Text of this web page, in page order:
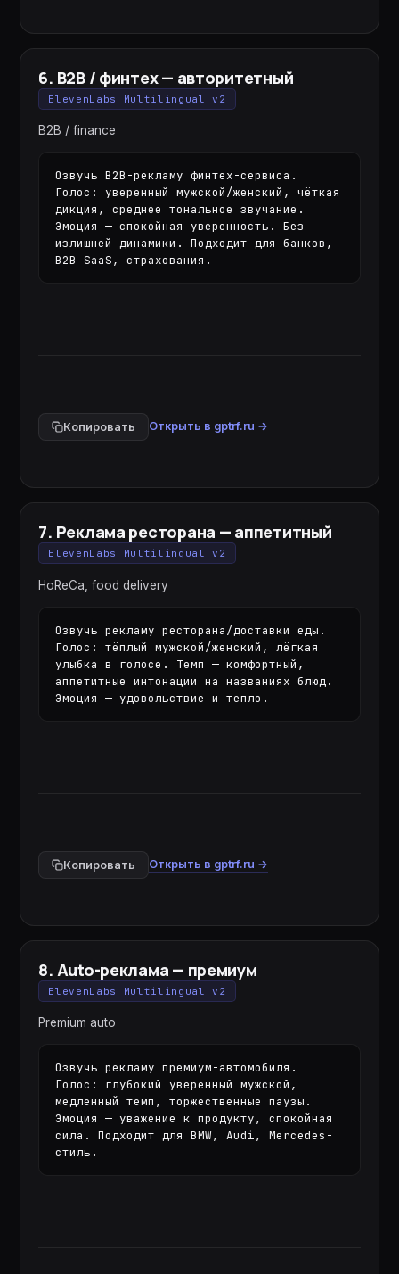
6. B2B / финтех — авторитетный
ElevenLabs Multilingual v2
B2B / finance
Озвучь B2B-рекламу финтех-сервиса.
Голос: уверенный мужской/женский, чёткая
дикция, среднее тональное звучание.
Эмоция — спокойная уверенность. Без
излишней динамики. Подходит для банков,
B2B SaaS, страхования.
Копировать Открыть в gptrf.ru →
7. Реклама ресторана — аппетитный
ElevenLabs Multilingual v2
HoReCa, food delivery
Озвучь рекламу ресторана/доставки еды.
Голос: тёплый мужской/женский, лёгкая
улыбка в голосе. Темп — комфортный,
аппетитные интонации на названиях блюд.
Эмоция — удовольствие и тепло.
Копировать Открыть в gptrf.ru →
8. Auto-реклама — премиум
ElevenLabs Multilingual v2
Premium auto
Озвучь рекламу премиум-автомобиля.
Голос: глубокий уверенный мужской,
медленный темп, торжественные паузы.
Эмоция — уважение к продукту, спокойная
сила. Подходит для BMW, Audi, Mercedes-
стиль.